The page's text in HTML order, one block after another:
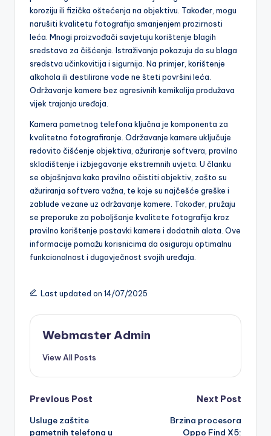
koroziju ili fizička oštećenja na objektivu. Također, mogu
narušiti kvalitetu fotografija smanjenjem prozirnosti
leća. Mnogi proizvođači savjetuju korištenje blagih
sredstava za čišćenje. Istraživanja pokazuju da su blaga
sredstva učinkovitija i sigurnija. Na primjer, korištenje
alkohola ili destilirane vode ne šteti površini leća.
Održavanje kamere bez agresivnih kemikalija produžava
vijek trajanja uređaja.
Kamera pametnog telefona ključna je komponenta za
kvalitetno fotografiranje. Održavanje kamere uključuje
redovito čišćenje objektiva, ažuriranje softvera, pravilno
skladištenje i izbjegavanje ekstremnih uvjeta. U članku
se objašnjava kako pravilno očistiti objektiv, zašto su
ažuriranja softvera važna, te koje su najčešće greške i
zablude vezane uz održavanje kamere. Također, pružaju
se preporuke za poboljšanje kvalitete fotografija kroz
pravilno korištenje postavki kamere i dodatnih alata. Ove
informacije pomažu korisnicima da osiguraju optimalnu
funkcionalnost i dugovječnost svojih uređaja.
Last updated on 14/07/2025
Webmaster Admin
View All Posts
Post
navigation
Previous Post
Usluge zaštite
pametnih telefona u
Next Post
Brzina procesora
Oppo Find X5: